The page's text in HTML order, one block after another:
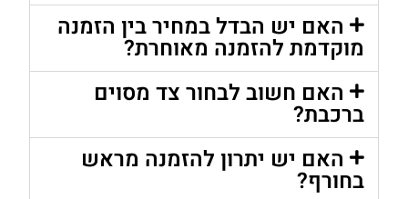
האם יש הבדל במחיר בין הזמנה
מוקדמת להזמנה מאוחרת?
האם חשוב לבחור צד מסוים
ברכבת?
האם יש יתרון להזמנה מראש
בחורף?